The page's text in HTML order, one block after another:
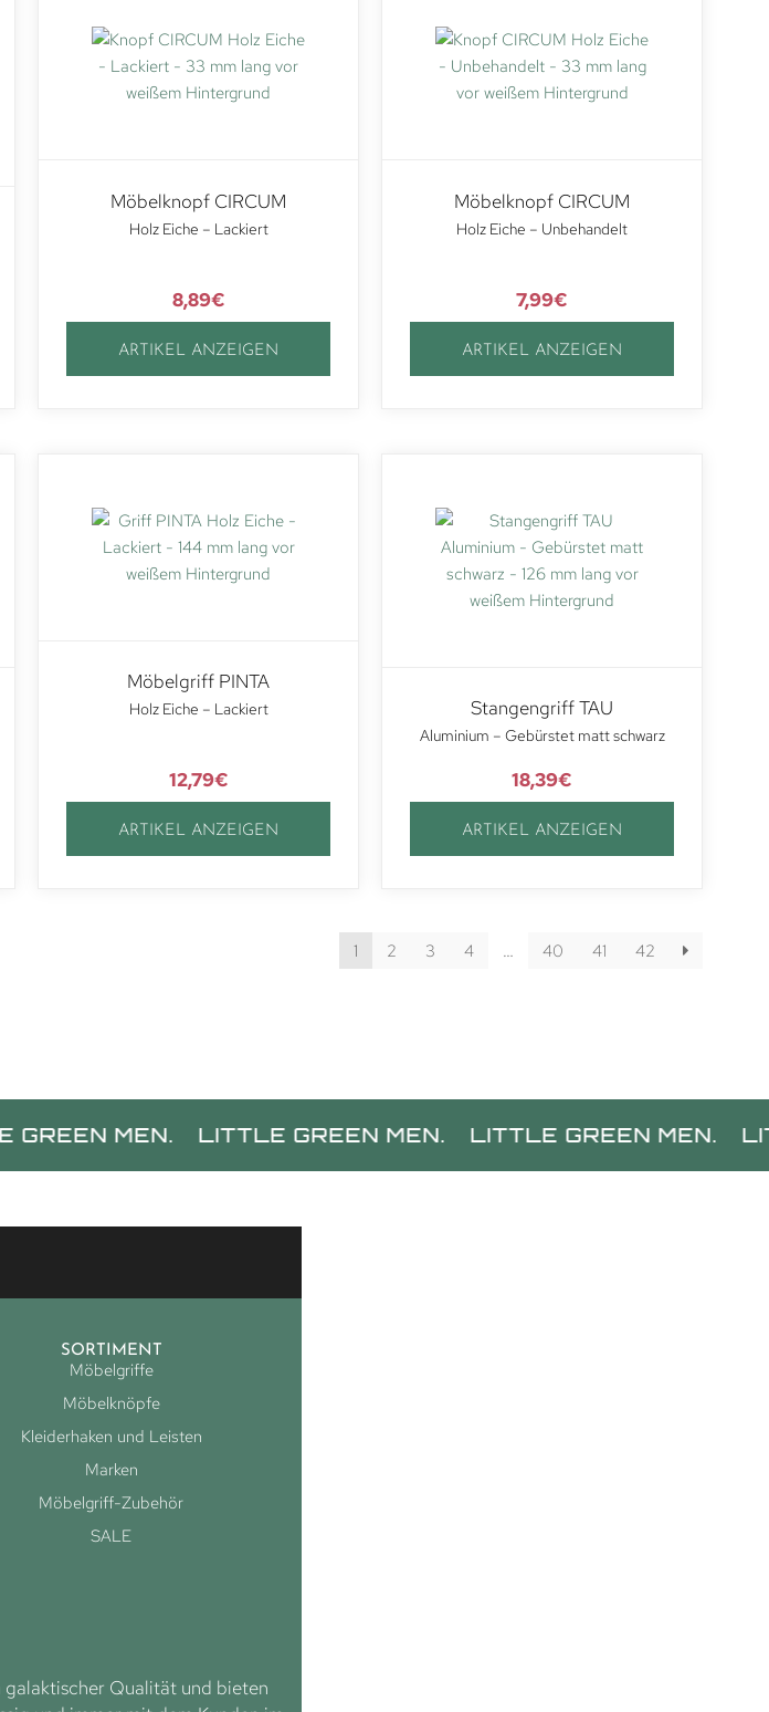
Möbelknopf CIRCUM
Holz Eiche – Lackiert
8,89€
ARTIKEL ANZEIGEN
Möbelknopf CIRCUM
Holz Eiche – Unbehandelt
7,99€
ARTIKEL ANZEIGEN
Möbelgriff PINTA
Holz Eiche – Lackiert
12,79€
ARTIKEL ANZEIGEN
Stangengriff TAU
Aluminium – Gebürstet matt schwarz
18,39€
ARTIKEL ANZEIGEN
1 2 3 4 … 40 41 42
MEN. LITTLE GREEN MEN. LITTLE GREEN MEN. LITTLE
SORTIMENT
Möbelgriffe
Möbelknöpfe
Kleiderhaken und Leisten
Marken
Möbelgriff-Zubehör
SALE
Qualität und bieten